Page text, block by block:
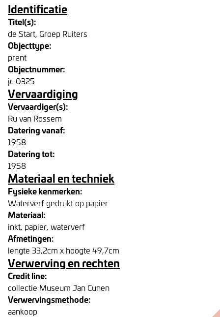
Identificatie
Titel(s):
de Start, Groep Ruiters
Objecttype:
prent
Objectnummer:
jc 0325
Vervaardiging
Vervaardiger(s):
Ru van Rossem
Datering vanaf:
1958
Datering tot:
1958
Materiaal en techniek
Fysieke kenmerken:
Waterverf gedrukt op papier
Materiaal:
inkt, papier, waterverf
Afmetingen:
lengte 33,2cm x hoogte 49,7cm
Verwerving en rechten
Credit line:
collectie Museum Jan Cunen
Verwervingsmethode:
aankoop